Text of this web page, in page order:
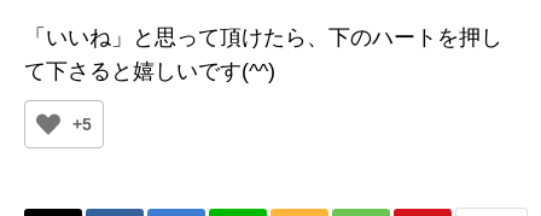
「いいね」と思って頂けたら、下のハートを押し
て下さると嬉しいです(^^)
+5